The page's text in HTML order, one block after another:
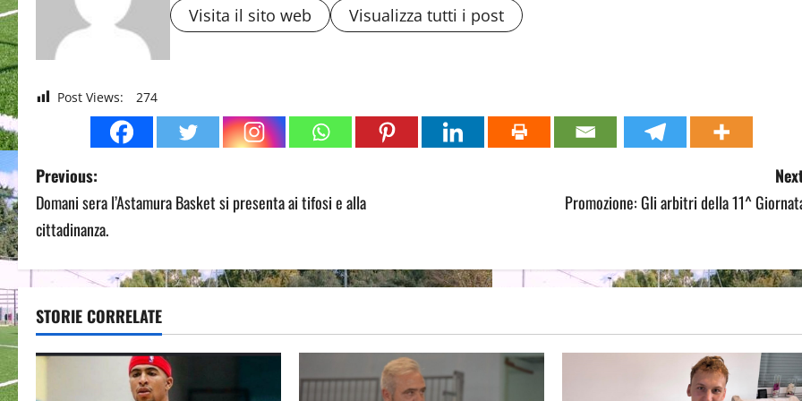
Visita il sito web Visualizza tutti i post
Post Views: 274
P
o
n
a
Previous:
Domani sera l’Astamura Basket si presenta ai tifosi e alla
cittadinanza.
Promozione: Gli arbitri della 11^
STORIE CORRELATE